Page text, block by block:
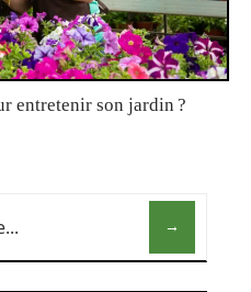
entretenir son jardin ?